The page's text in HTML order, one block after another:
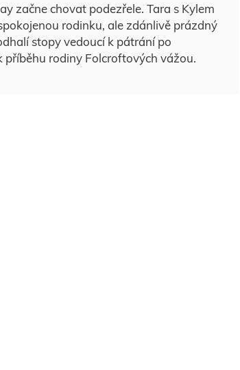
začne chovat podezřele. Tara s Kylem
rodinku, ale zdánlivě prázdný
stopy vedoucí k pátrání po
příběhu rodiny Folcroftových vážou.